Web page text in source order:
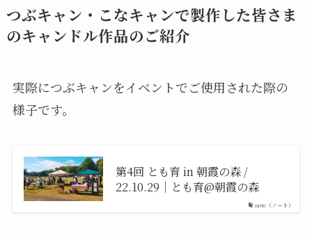
つぶキャン・こなキャンで製作した皆さま
のキャンドル作品のご紹介
実際につぶキャンをイベントでご使用された際の
様子です。
note（ノート）
第4回 とも育 in 朝霞の森 /
22.10.29｜とも育@朝霞の森